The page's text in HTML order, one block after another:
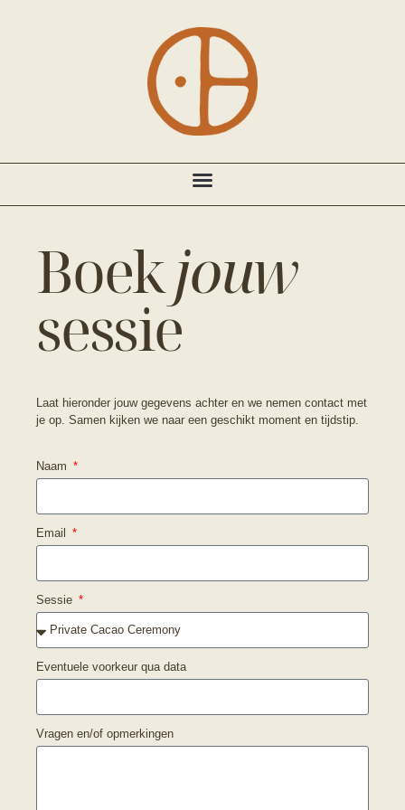
Boekjouw
sessie
Laat hieronder jouw gegevens achter en we nemen contact met
je op. Samen kijken we naar een geschikt moment en tijdstip.
Naam
Email
Sessie
Eventuele voorkeur qua data
Vragen en/of opmerkingen